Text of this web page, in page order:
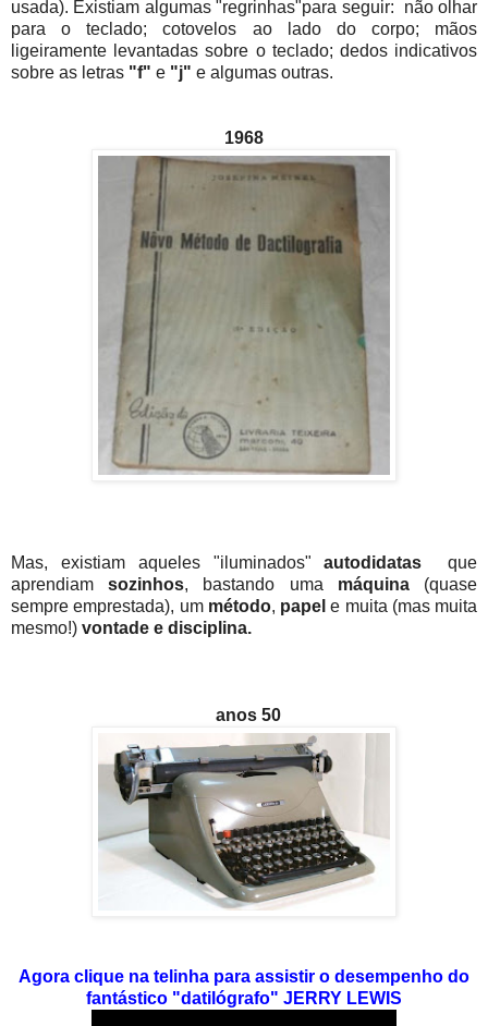
usada). Existiam algumas "regrinhas"para seguir: não olhar
para o teclado; cotovelos ao lado do corpo; mãos
ligeiramente levantadas sobre o teclado; dedos indicativos
sobre as letras "f" e "j" e algumas outras.
1968
Mas, existiam aqueles "iluminados"autodidatas que
aprendiamsozinhos, bastando uma máquina(quase
sempre emprestada), um método, papel e muita (mas muita
mesmo!) vontade e disciplina.
anos 50
Agora clique na telinha para assistir o desempenho do
fantástico "datilógrafo" JERRY LEWIS